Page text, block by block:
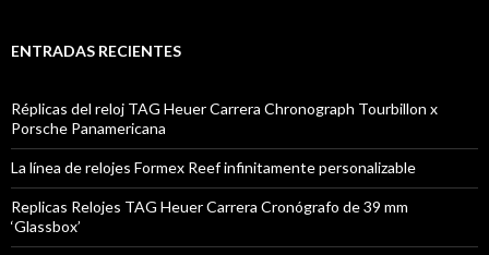
ENTRADAS RECIENTES
Réplicas del reloj TAG Heuer Carrera Chronograph Tourbillon x
Porsche Panamericana
La línea de relojes Formex Reef infinitamente personalizable
Replicas Relojes TAG Heuer Carrera Cronógrafo de 39 mm
‘Glassbox’